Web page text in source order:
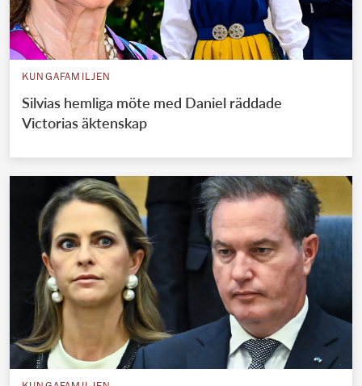
KUNGAFAMILJEN
Silvias hemliga möte med Daniel räddade
Victorias äktenskap